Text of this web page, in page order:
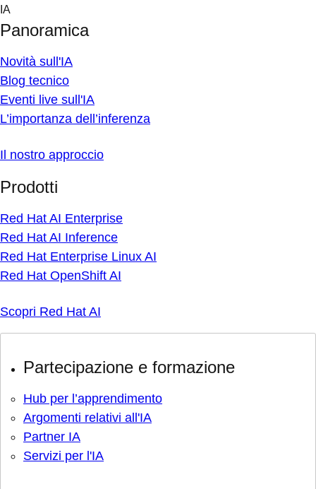
Skip
content
IA
Panoramica
Novità sull'IA
Blog tecnico
Eventi live sull'IA
L’importanza dell’inferenza
Il nostro approccio
Prodotti
Red Hat AI Enterprise
Red Hat AI Inference
Red Hat Enterprise Linux AI
Red Hat OpenShift AI
Scopri Red Hat AI
Partecipazione e formazione
Hub per l’apprendimento
Argomenti relativi all'IA
Partner IA
Servizi per l'IA